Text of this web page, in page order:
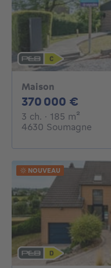
Maison
370 000 €
3 ch. 3 chambres
· 185 m²
4630 Soumagne
NOUVEAU